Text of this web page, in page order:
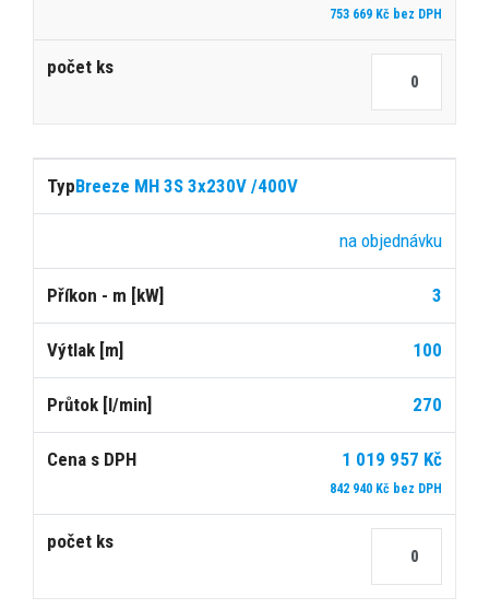
753 669 Kč bez DPH
Breeze MH 3S 3x230V /400V
na objednávku
3
100
270
1 019 957 Kč
842 940 Kč bez DPH